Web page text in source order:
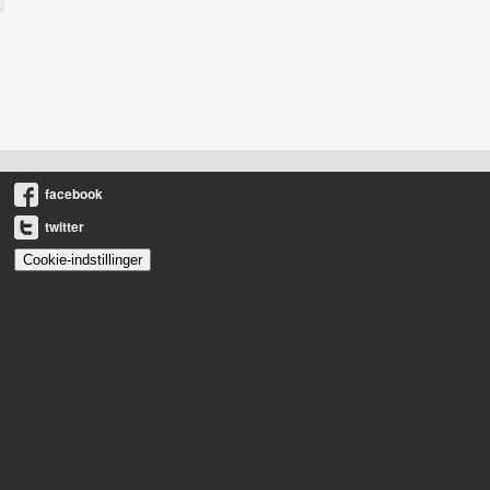
facebook
twitter
Cookie-indstillinger